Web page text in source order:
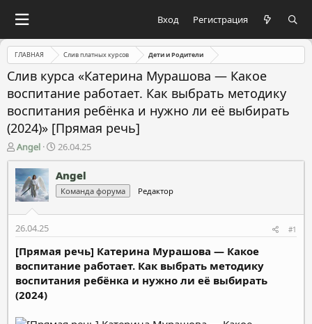
Вход Регистрация
ГЛАВНАЯ Слив платных курсов Дети и Родители
Слив курса «Катерина Мурашова ― Какое
воспитание работает. Как выбрать методику
воспитания ребёнка и нужно ли её выбирать
(2024)» [Прямая речь]
А
в
т
о
р
м
ы
Angel
Д
а
т
а
н
а
а
26.04.25
Angel
Команда форума Редактор
26.04.25 #1
[Прямая речь] Катерина Мурашова ― Какое
воспитание работает. Как выбрать методику
воспитания ребёнка и нужно ли её выбирать
(2024)